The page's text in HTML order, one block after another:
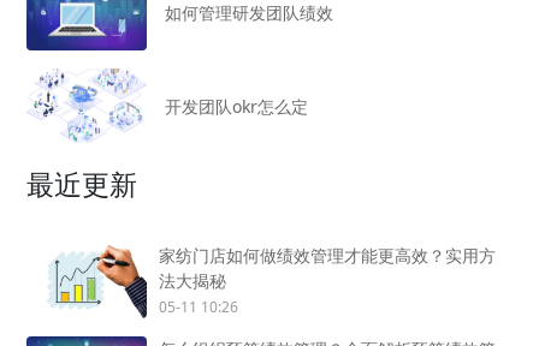
如何管理研发团队绩效
开发团队okr怎么定
最近更新
家纺门店如何做绩效管理才能更高效？实用方
法大揭秘
05-11 10:26